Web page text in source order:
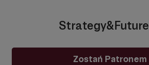
Strategy&Future
Zostań Patronem